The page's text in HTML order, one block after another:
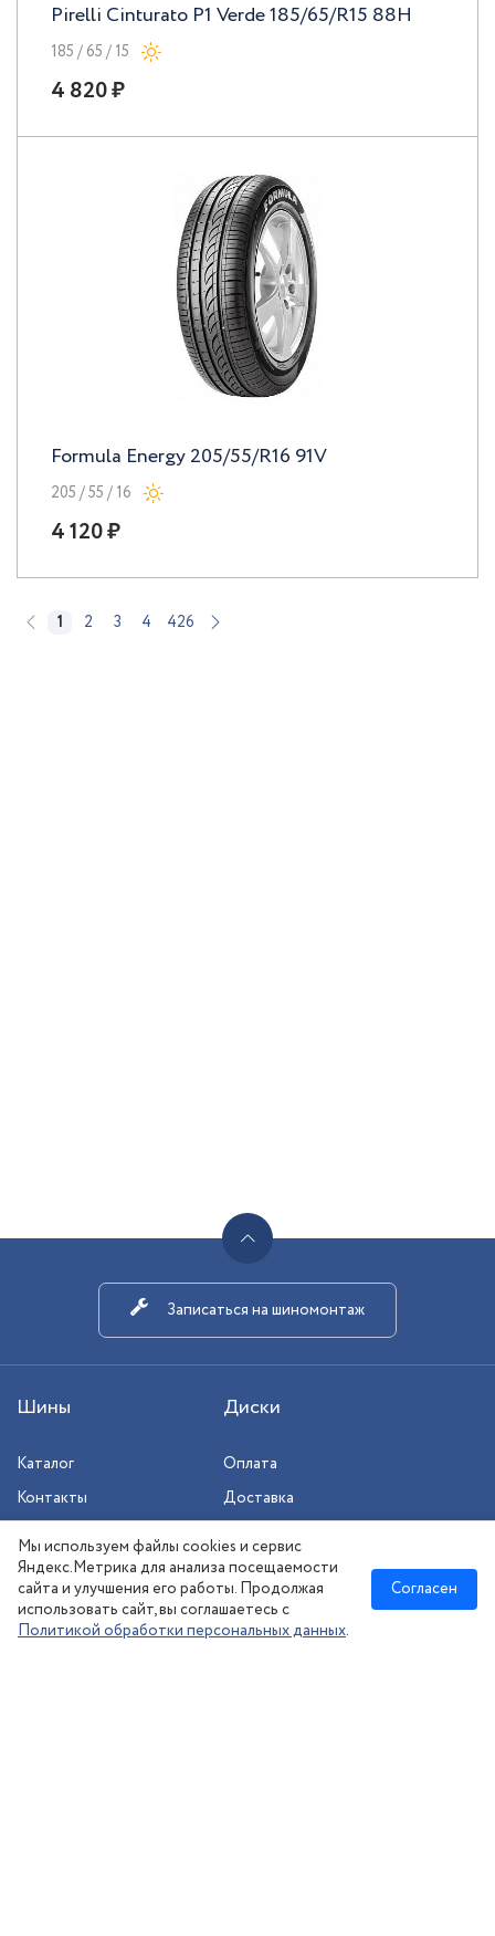
Pirelli Cinturato P1 Verde 185/65/R15 88H
185 / 65 / 15
4 820 ₽
Formula Energy 205/55/R16 91V
205 / 55 / 16
4 120 ₽
1 2 3 4 426
Шины Диски
Каталог
Контакты
Оплата
Доставка
Сезонное хранение
Записаться на шиномонтаж
Новосибирск:
Мы используем файлы cookies и сервис
Яндекс.Метрика для анализа посещаемости
сайта и улучшения его работы. Продолжая
использовать сайт, вы соглашаетесь с
Политикой обработки персональных данных.
Согласен